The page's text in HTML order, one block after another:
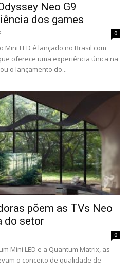
Neo G9
dos games
0
LED é lançado no Brasil com
oferece uma experiência única na
o lançamento do...
põem as TVs Neo
do setor
0
Mini LED e a Quantum Matrix, as
o conceito de qualidade de